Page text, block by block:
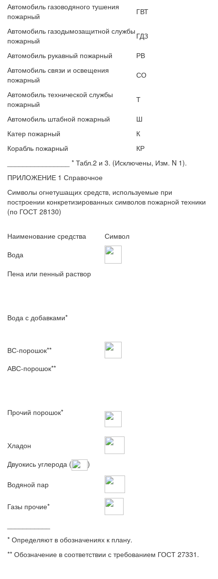
Автомобиль газоводяного тушения
пожарный
ГВТ
Автомобиль газодымозащитной службы
пожарный
ГДЗ
Автомобиль рукавный пожарный
РВ
Автомобиль связи и освещения
пожарный
СО
Автомобиль технической службы
пожарный
Т
Автомобиль штабной пожарный
Ш
Катер пожарный
К
Корабль пожарный
КР
________________ * Табл.2 и 3. (Исключены, Изм. N 1).
ПРИЛОЖЕНИЕ 1 Справочное
Символы огнетушащих средств, используемые при
построении конкретизированных символов пожарной техники
(по ГОСТ 28130)
Наименование средства
Символ
Вода
Пена или пенный раствор
Вода с добавками*
ВС-порошок**
АВС-порошок**
Прочий порошок*
Хладон
Двуокись углерода (
)
Водяной пар
Газы прочие*
* Определяют в обозначениях к плану.
** Обозначение в соответствии с требованием ГОСТ 27331.